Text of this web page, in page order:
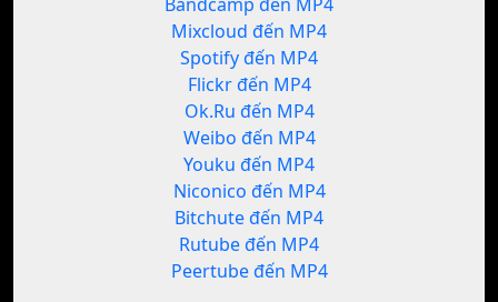
Mixcloud đến MP4
Spotify đến MP4
Flickr đến MP4
Ok.Ru đến MP4
Weibo đến MP4
Youku đến MP4
Niconico đến MP4
Bitchute đến MP4
Rutube đến MP4
Peertube đến MP4